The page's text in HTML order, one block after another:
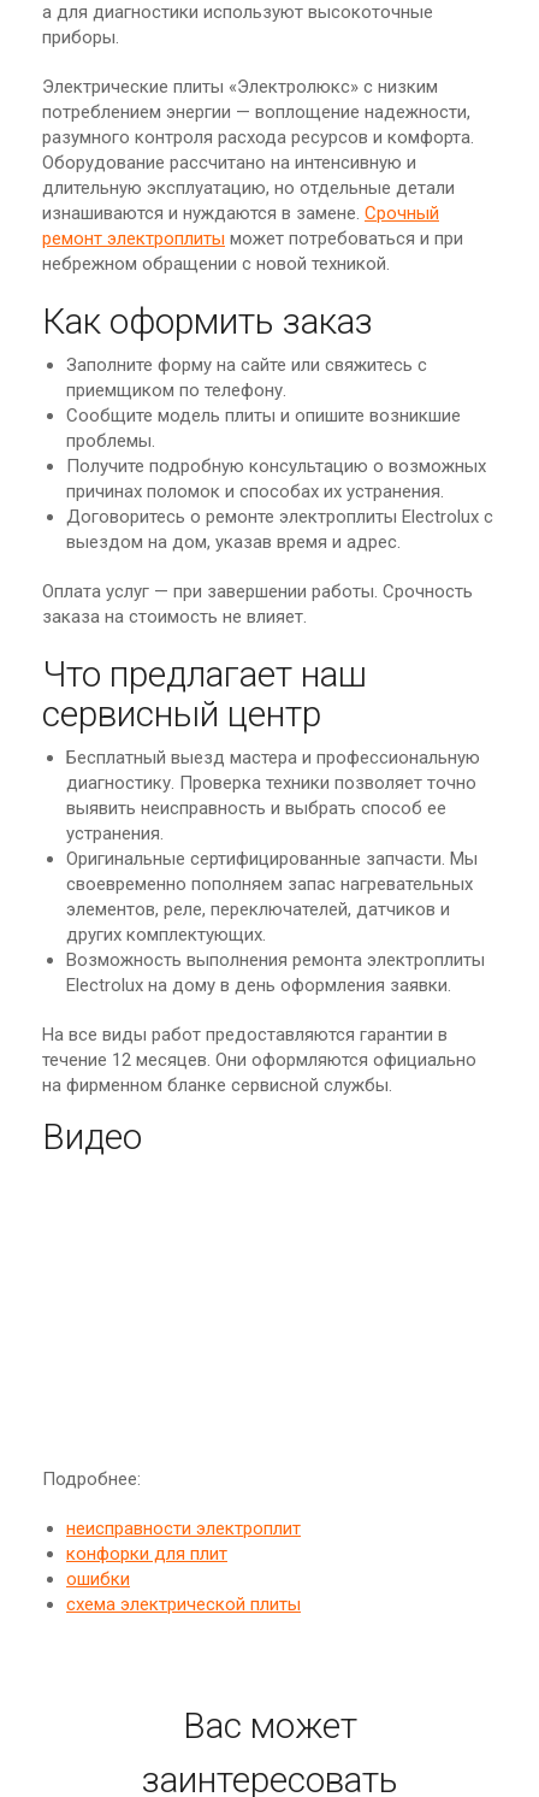
а для диагностики используют высокоточные
приборы.
Электрические плиты «Электролюкс» с низким
потреблением энергии — воплощение надежности,
разумного контроля расхода ресурсов и комфорта.
Оборудование рассчитано на интенсивную и
длительную эксплуатацию, но отдельные детали
изнашиваются и нуждаются в замене. Срочный
ремонт электроплиты может потребоваться и при
небрежном обращении с новой техникой.
Как оформить заказ
Заполните форму на сайте или свяжитесь с
приемщиком по телефону.
Сообщите модель плиты и опишите возникшие
проблемы.
Получите подробную консультацию о возможных
причинах поломок и способах их устранения.
Договоритесь о ремонте электроплиты Electrolux с
выездом на дом, указав время и адрес.
Оплата услуг — при завершении работы. Срочность
заказа на стоимость не влияет.
Что предлагает наш
сервисный центр
Бесплатный выезд мастера и профессиональную
диагностику. Проверка техники позволяет точно
выявить неисправность и выбрать способ ее
устранения.
Оригинальные сертифицированные запчасти. Мы
своевременно пополняем запас нагревательных
элементов, реле, переключателей, датчиков и
других комплектующих.
Возможность выполнения ремонта электроплиты
Electrolux на дому в день оформления заявки.
На все виды работ предоставляются гарантии в
течение 12 месяцев. Они оформляются официально
на фирменном бланке сервисной службы.
Видео
Подробнее:
неисправности электроплит
конфорки для плит
ошибки
схема электрической плиты
Вас может
заинтересовать